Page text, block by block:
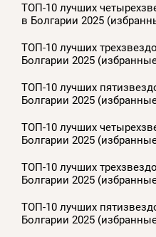
ТОП-10 лучших
в Болгарии 2025
ТОП-10 лучших
Болгарии 2025
ТОП-10 лучших
Болгарии 2025
ТОП-10 лучших
Болгарии 2025
ТОП-10 лучших
Болгарии 2025
ТОП-10 лучших
Болгарии 2025